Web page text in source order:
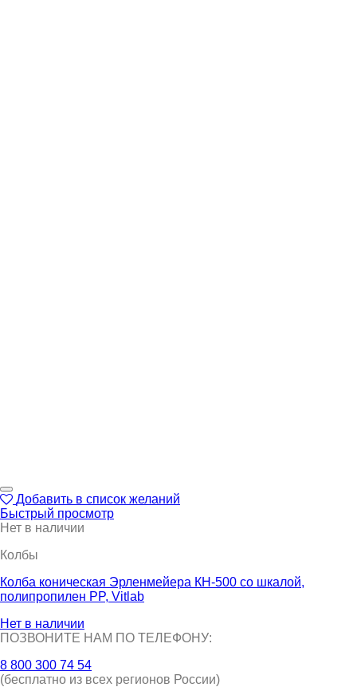
Добавить в список желаний
Быстрый просмотр
Нет в наличии
Колбы
Колба коническая Эрленмейера КН-500 со шкалой,
полипропилен PP, Vitlab
Нет в наличии
ПОЗВОНИТЕ НАМ ПО ТЕЛЕФОНУ:
8 800 300 74 54
(бесплатно из всех регионов России)